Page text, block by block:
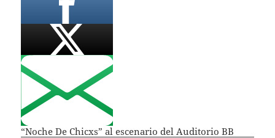
“Noche De Chicxs” al escenario del Auditorio BB